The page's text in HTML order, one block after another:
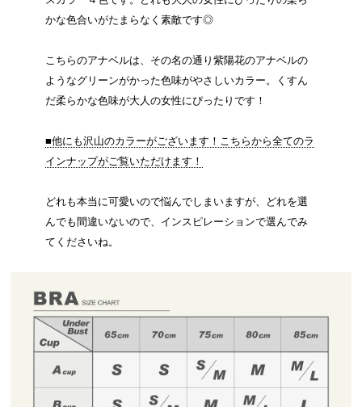
かな色合いがたまらなく素敵です◎
こちらのアナベルは、その名の通り紫陽花のアナベルの
ようなグリーンがかった色味がやさしいカラー。くすん
だ柔らかな色味が大人の女性にぴったりです！
■他にも沢山のカラーがございます！こちらから全てのラ
インナップがご覧いただけます！
どれも本当に可愛いので悩んでしまいますが、どれを選
んでも間違いないので、インスピレーションで選んでみ
てくださいね。